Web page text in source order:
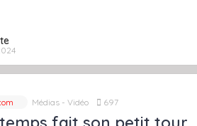
Médias - Vidéo 697